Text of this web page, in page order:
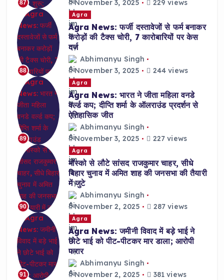
87
November 3, 2025
229 views
88
Agra
Agra News: फर्जी दस्तावेजों से फर्म बनाकर
करोड़ों की टैक्स चोरी, 7 कारोबारियों पर केस
दर्ज
Abhimanyu Singh
November 3, 2025
244 views
89
Agra
Agra News: भारत ने जीता महिला वनडे
वर्ल्ड कप; दीप्ति शर्मा के ऑलराउंड प्रदर्शन से
ऐतिहासिक जीत
Abhimanyu Singh
November 3, 2025
227 views
90
Agra
मॉस्को से लौटे सांसद राजकुमार चाहर, सीधे
बिहार चुनाव में अमित शाह की जनसभा की तैयारी
में जुटे
Abhimanyu Singh
November 2, 2025
287 views
91
Agra
Agra News: जमीनी विवाद में बड़े भाई ने
छोटे भाई को पीट-पीटकर मार डाला; आरोपी
फरार
Abhimanyu Singh
November 2, 2025
381 views